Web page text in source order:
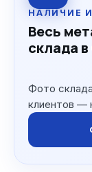
НАЛИЧИЕ
Весь
склада
Фото
клиентов —